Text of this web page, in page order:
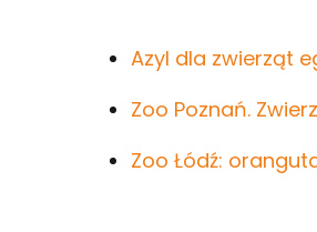
Azyl dla zwierząt
Zoo Poznań.
Zoo Łódź: